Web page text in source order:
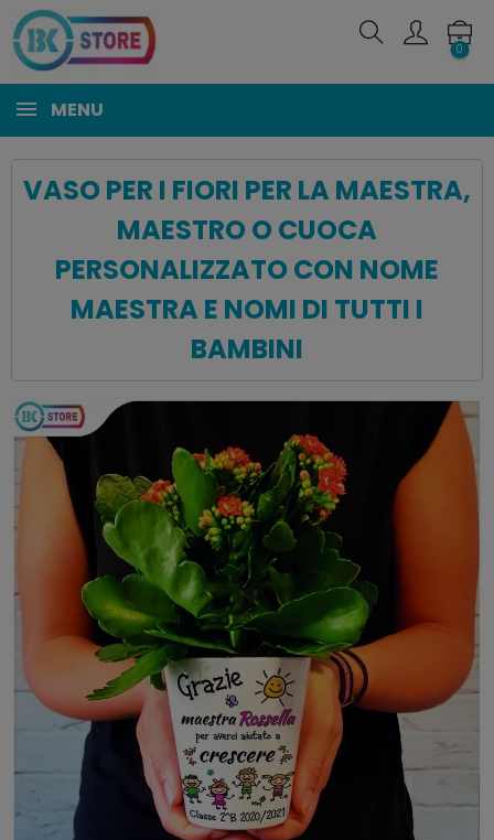
0
MENU
VASO PER I FIORI PER LA MAESTRA,
MAESTRO O CUOCA
PERSONALIZZATO CON NOME
MAESTRA E NOMI DI TUTTI I
BAMBINI